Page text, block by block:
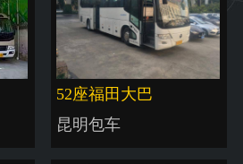
52座福田大巴
昆明包车